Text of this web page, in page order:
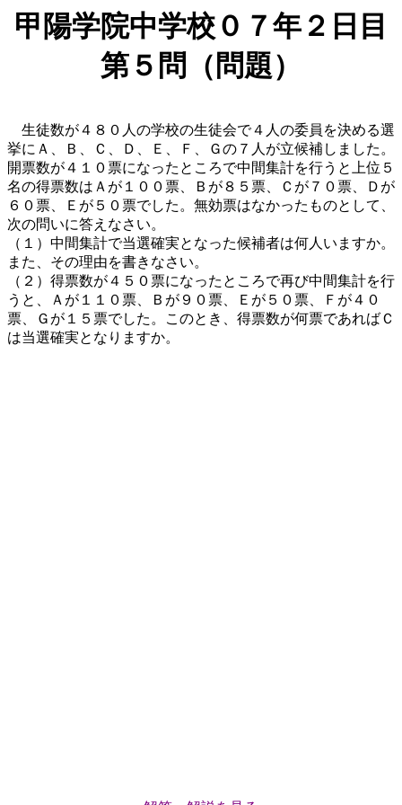
甲陽学院中学校０７年２日目
第５問（問題）
生徒数が４８０人の学校の生徒会で４人の委員を決める選
挙にＡ、Ｂ、Ｃ、Ｄ、Ｅ、Ｆ、Ｇの７人が立候補しました。
開票数が４１０票になったところで中間集計を行うと上位５
名の得票数はＡが１００票、Ｂが８５票、Ｃが７０票、Ｄが
６０票、Ｅが５０票でした。無効票はなかったものとして、
次の問いに答えなさい。
（１）中間集計で当選確実となった候補者は何人いますか。
また、その理由を書きなさい。
（２）得票数が４５０票になったところで再び中間集計を行
うと、Ａが１１０票、Ｂが９０票、Ｅが５０票、Ｆが４０
票、Ｇが１５票でした。このとき、得票数が何票であればＣ
は当選確実となりますか。